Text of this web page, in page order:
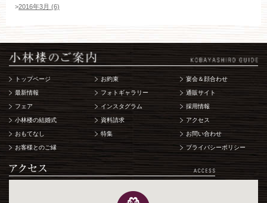
>2016年3月 (6)
トップページ
最新情報
フェア
小林楼の結婚式
おもてなし
お客様とのご縁
お約束
フォトギャラリー
インスタグラム
資料請求
特集
宴会＆顔合わせ
通販サイト
採用情報
アクセス
お問い合わせ
プライバシーポリシー